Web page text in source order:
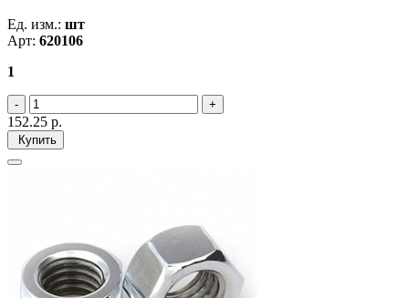
Ед. изм.: шт
Арт: 620106
1
152.25 р.
Купить